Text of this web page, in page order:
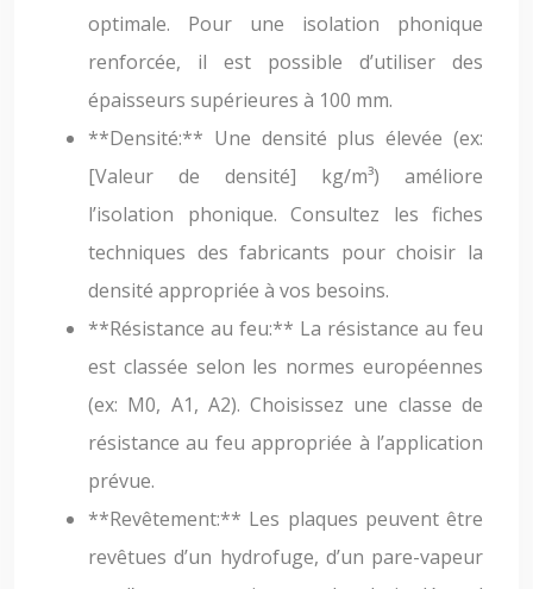
optimale. Pour une isolation phonique
renforcée, il est possible d’utiliser des
épaisseurs supérieures à 100 mm.
**Densité:** Une densité plus élevée (ex:
[Valeur de densité] kg/m³) améliore
l’isolation phonique. Consultez les fiches
techniques des fabricants pour choisir la
densité appropriée à vos besoins.
**Résistance au feu:** La résistance au feu
est classée selon les normes européennes
(ex: M0, A1, A2). Choisissez une classe de
résistance au feu appropriée à l’application
prévue.
**Revêtement:** Les plaques peuvent être
revêtues d’un hydrofuge, d’un pare-vapeur